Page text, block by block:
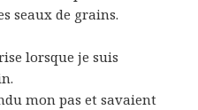
seaux de grains.
lorsque je suis
mon pas et savaient